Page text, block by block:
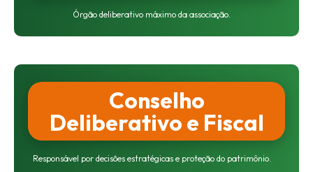
Órgão deliberativo máximo da associação.
Conselho
Deliberativo e Fiscal
Responsável por decisões estratégicase proteção do patrimônio.